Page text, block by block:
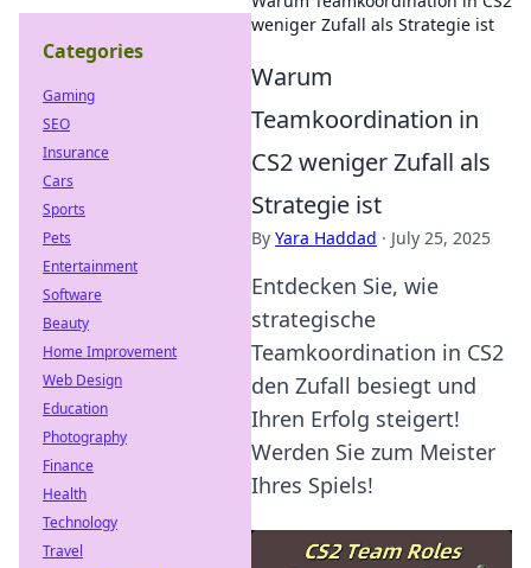
weniger Zufall als Strategie ist
Warum
Teamkoordination in
CS2 weniger Zufall als
Strategie ist
By Yara Haddad · July 25, 2025
Entdecken Sie, wie
strategische
Teamkoordination in CS2
den Zufall besiegt und
Ihren Erfolg steigert!
Werden Sie zum Meister
Ihres Spiels!
Categories
Gaming
SEO
Insurance
Cars
Sports
Pets
Entertainment
Software
Beauty
Home Improvement
Web Design
Education
Photography
Finance
Health
Technology
Travel